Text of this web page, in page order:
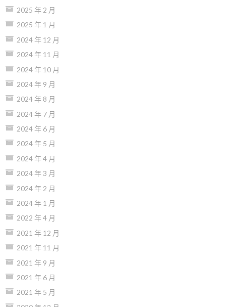
2025 年 2 月
2025 年 1 月
2024 年 12 月
2024 年 11 月
2024 年 10 月
2024 年 9 月
2024 年 8 月
2024 年 7 月
2024 年 6 月
2024 年 5 月
2024 年 4 月
2024 年 3 月
2024 年 2 月
2024 年 1 月
2022 年 4 月
2021 年 12 月
2021 年 11 月
2021 年 9 月
2021 年 6 月
2021 年 5 月